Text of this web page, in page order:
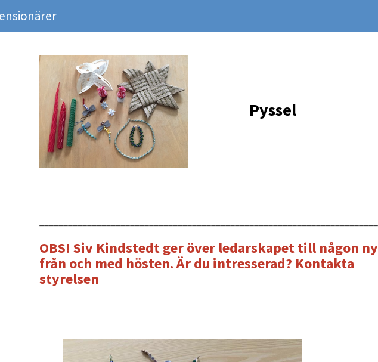
Pyssel
OBS! Siv Kindstedt ger över ledarskapet till någon ny
från och med hösten. Är du intresserad? Kontakta
styrelsen